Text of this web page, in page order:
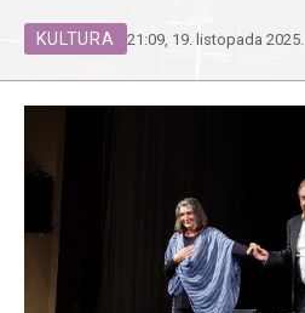
KULTURA 21:09, 19. listopada 2025.